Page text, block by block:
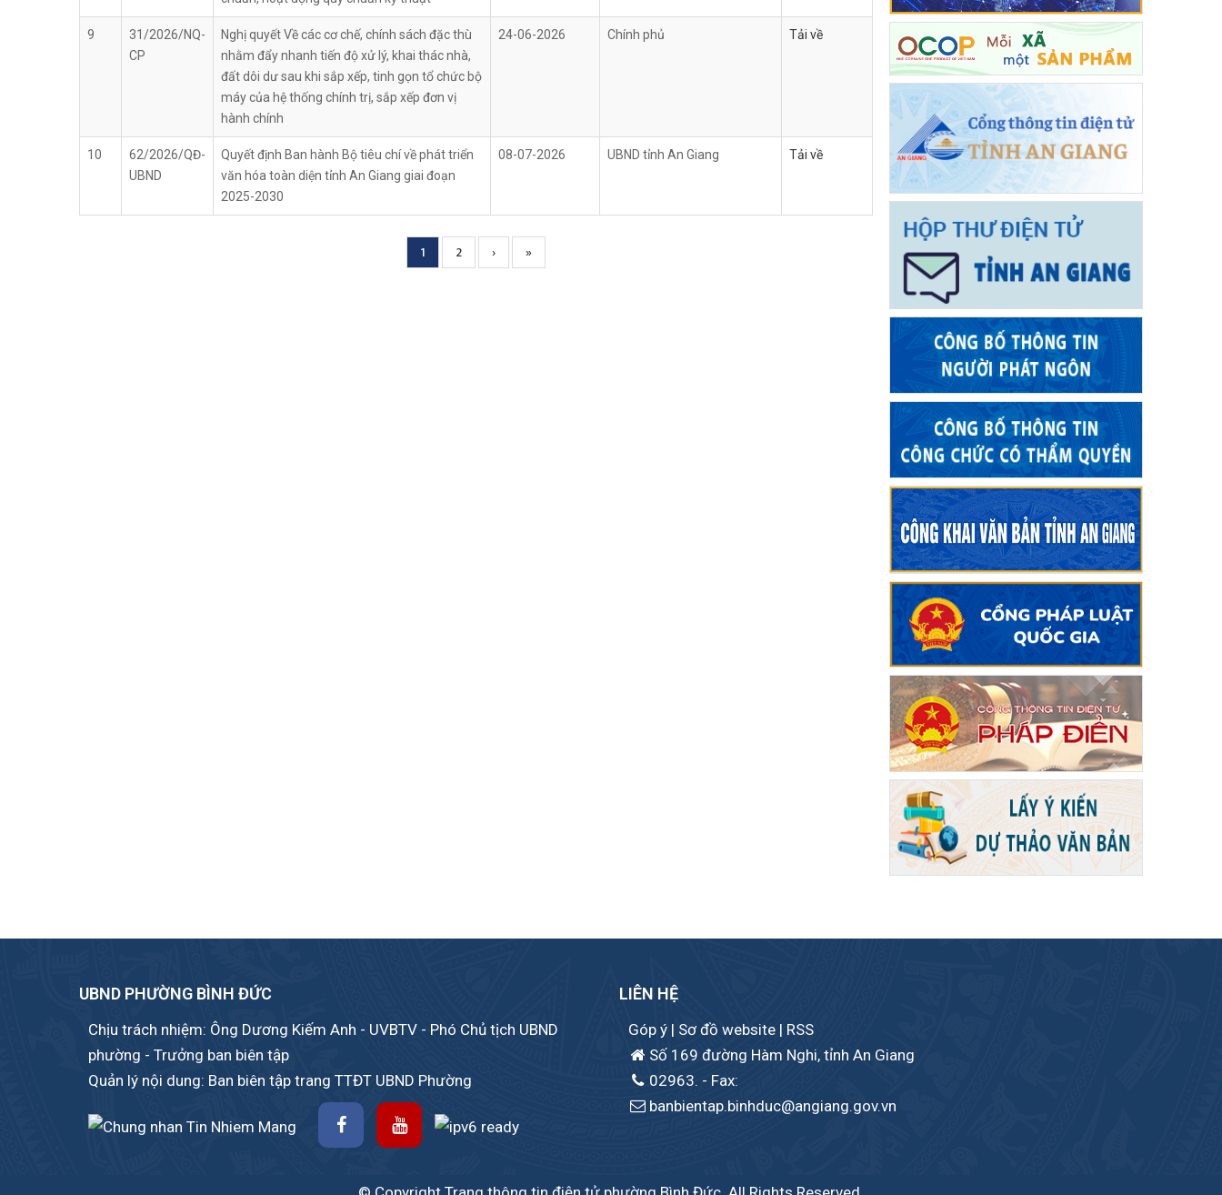
9
31/2026/NQ-
CP
Nghị quyết Về các cơ chế, chính sách đặc thù
nhằm đẩy nhanh tiến độ xử lý, khai thác nhà,
đất dôi dư sau khi sắp xếp, tinh gọn tổ chức bộ
máy của hệ thống chính trị, sắp xếp đơn vị
hành chính
24-06-2026 Chính phủ Tải về
10
62/2026/QĐ-
UBND
Quyết định Ban hành Bộ tiêu chí về phát triển
văn hóa toàn diện tỉnh An Giang giai đoạn
2025-2030
08-07-2026 UBND tỉnh An Giang Tải về
Current
page
1 Page
2
Next
page
›
Trang
cuối
»
UBND PHƯỜNG BÌNH ĐỨC
Chịu trách nhiệm: Ông Dương Kiếm Anh - UVBTV - Phó Chủ tịch UBND
phường - Trưởng ban biên tập
Quản lý nội dung: Ban biên tập trang TTĐT UBND Phường
LIÊN HỆ
Góp ý | Sơ đồ website | RSS
Số 169 đường Hàm Nghi, tỉnh An Giang
02963. - Fax:
banbientap.binhduc@angiang.gov.vn